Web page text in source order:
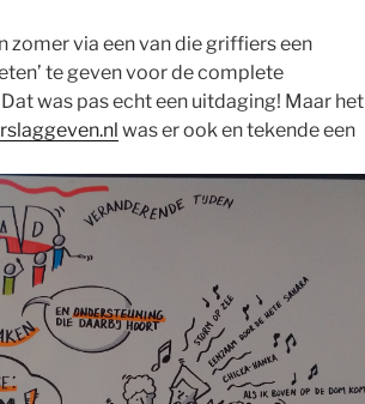
zomer via een van die griffiers een
te geven voor de complete
was pas echt een uitdaging! Maar het
was er ook en tekende een